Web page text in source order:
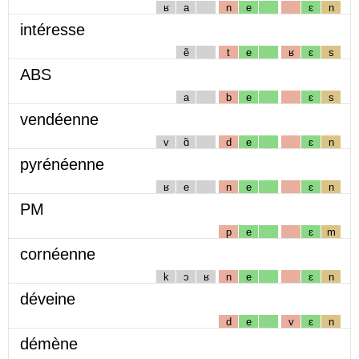
ʁ a n e ɛ n
intéresse
ẽ t e ʁ ɛ s
ABS
a b e ɛ s
vendéenne
v ɑ̃ d e ɛ n
pyrénéenne
ʁ e n e ɛ n
PM
p e ɛ m
cornéenne
k ɔ ʁ n e ɛ n
déveine
d e v ɛ n
démène